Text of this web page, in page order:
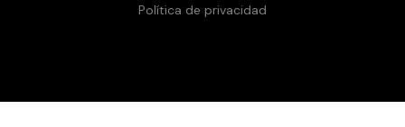
Política de privacidad